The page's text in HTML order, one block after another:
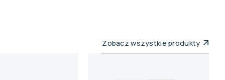
Zobacz wszystkie produkty